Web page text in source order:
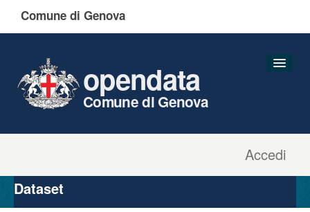
Comune di Genova
Accedi
opendata
Comune di Genova
Organizzazioni
Gruppi
Dataset